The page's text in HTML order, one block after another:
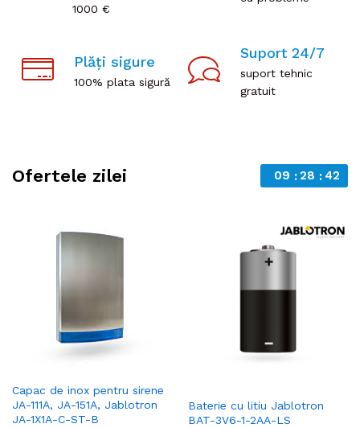
1000 €
Plăți sigure
100% plata sigură
Suport 24/7
suport tehnic
gratuit
Ofertele zilei 09 28 41
Capac de inox pentru sirene
JA-111A, JA-151A, Jablotron
JA-1X1A-C-ST-B
Baterie cu litiu Jablotron
BAT-3V6-1-2AA-LS